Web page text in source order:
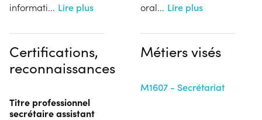
informati... Lire plus
oral... Lire plus
Certifications,
reconnaissances
Titre professionnel
secrétaire assistant
Métiers visés
M1607 - Secrétariat